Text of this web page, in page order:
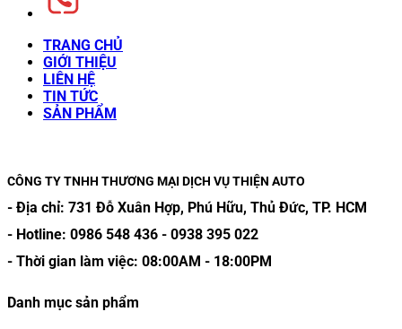
TRANG CHỦ
GIỚI THIỆU
LIÊN HỆ
TIN TỨC
SẢN PHẨM
CÔNG TY TNHH THƯƠNG MẠI DỊCH VỤ THIỆN AUTO
- Địa chỉ: 731 Đỗ Xuân Hợp, Phú Hữu, Thủ Đức, TP. HCM
- Hotline: 0986 548 436 - 0938 395 022
- Thời gian làm việc: 08:00AM - 18:00PM
Danh mục sản phẩm